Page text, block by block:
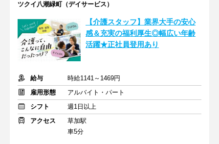
ツクイ八潮緑町（デイサービス）
【介護スタッフ】業界大手の安心
感＆充実の福利厚生◎幅広い年齢
活躍★正社員登用あり
給与
時給1141～1469円
雇用形態
アルバイト・パート
シフト
週1日以上
アクセス
草加駅
車5分